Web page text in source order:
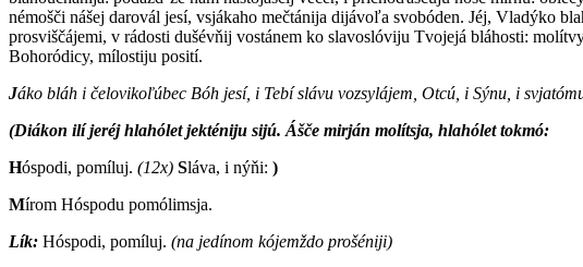
némošči nášej darovál jesí, vsjákaho mečtánija dijávoľa svobóden. Jéj, Vladýko
prosviščájemi, v rádosti dušévňij vostánem ko slavoslóviju Tvojejá bláhosti:
Bohoródicy, mílostiju posití.
Jáko bláh i čelovikoľúbec Bóh jesí, i Tebí slávu vozsylájem, Otcú, i Sýnu, i
(Diákon ilí jeréj hlahólet jekténiju sijú. Ášče mirján molítsja, hlahólet tokmó:
Hóspodi, pomíluj. (12x) Sláva, i nýňi: )
Mírom Hóspodu pomólimsja.
Lík: Hóspodi, pomíluj. (na jedínom kójemždo prošéniji)